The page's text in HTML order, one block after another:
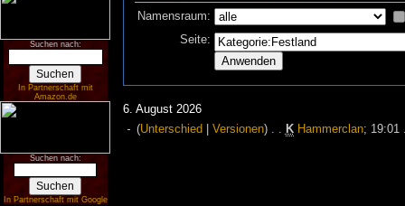
Suchen nach:
In Partnerschaft mit
Amazon.de
Suchen nach:
In Partnerschaft mit Google
Namensraum:
Seite:
6. August 2026
(Unterschied Versionen) K Hammerclan‎; 19:01